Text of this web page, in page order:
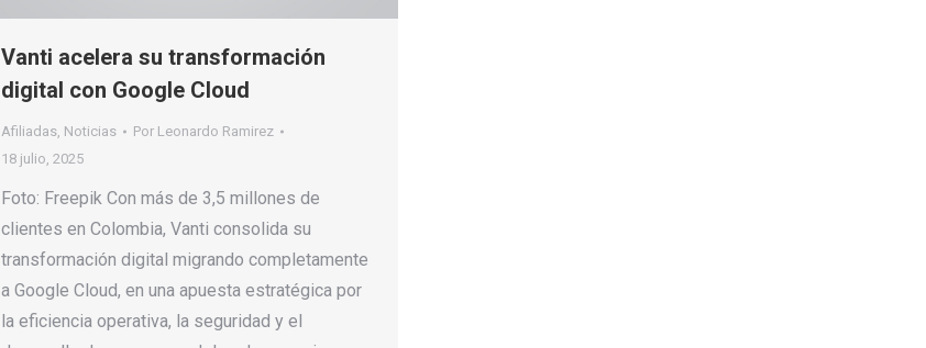
Vanti acelera su transformación
digital con Google Cloud
Afiliadas, Noticias Por Leonardo Ramirez
18 julio, 2025
Foto: Freepik Con más de 3,5 millones de
clientes en Colombia, Vanti consolida su
transformación digital migrando completamente
a Google Cloud, en una apuesta estratégica por
la eficiencia operativa, la seguridad y el